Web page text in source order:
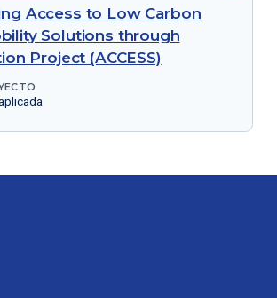
Access to Low Carbon
Solutions through
Project (ACCESS)